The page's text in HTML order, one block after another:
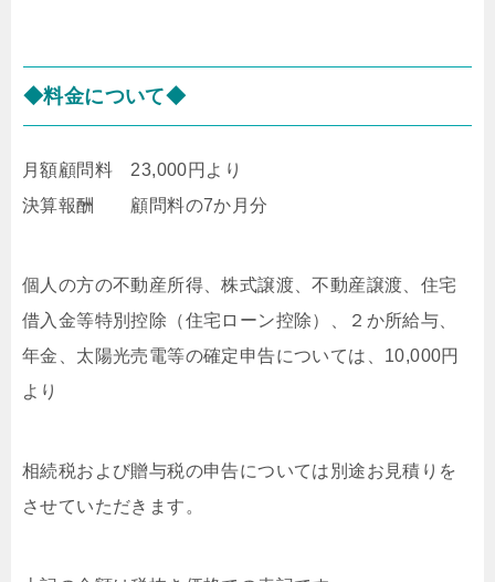
◆料金について◆
月額顧問料 23,000円より
決算報酬 顧問料の7か月分
個人の方の不動産所得、株式譲渡、不動産譲渡、住宅
借入金等特別控除（住宅ローン控除）、２か所給与、
年金、太陽光売電等の確定申告については、10,000円
より
相続税および贈与税の申告については別途お見積りを
させていただきます。